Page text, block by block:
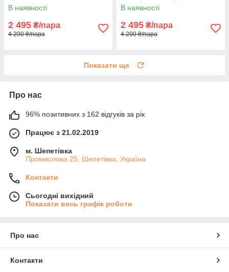
В наявності
2 495 ₴/пара
4 200 ₴/пара
В наявності
2 495 ₴/пара
4 200 ₴/пара
Показати ще
Про нас
96% позитивних з 162 відгуків за рік
Працює з 21.02.2019
м. Шепетівка
Промислова 25, Шепетівка, Україна
Контакти
Сьогодні вихідний
Показати весь графік роботи
Про нас
Контакти